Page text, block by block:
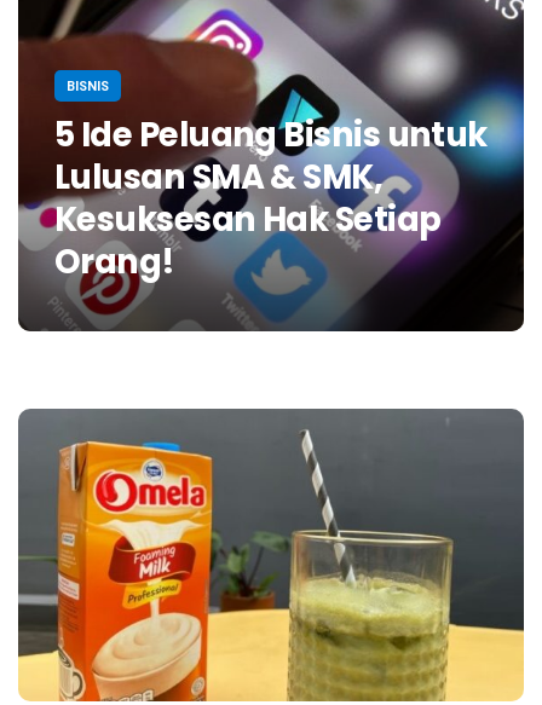
BISNIS
5 Ide Peluang Bisnis untuk
Lulusan SMA & SMK,
Kesuksesan Hak Setiap
Orang!